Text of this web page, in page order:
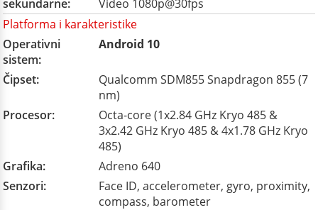
sekundarne:
Video 1080p@30fps
Platforma i karakteristike
Operativni
sistem:
Android 10
Čipset:
Qualcomm SDM855 Snapdragon 855 (7
nm)
Procesor:
Octa-core (1x2.84 GHz Kryo 485 &
3x2.42 GHz Kryo 485 & 4x1.78 GHz Kryo
485)
Grafika:
Adreno 640
Senzori:
Face ID, accelerometer, gyro, proximity,
compass, barometer